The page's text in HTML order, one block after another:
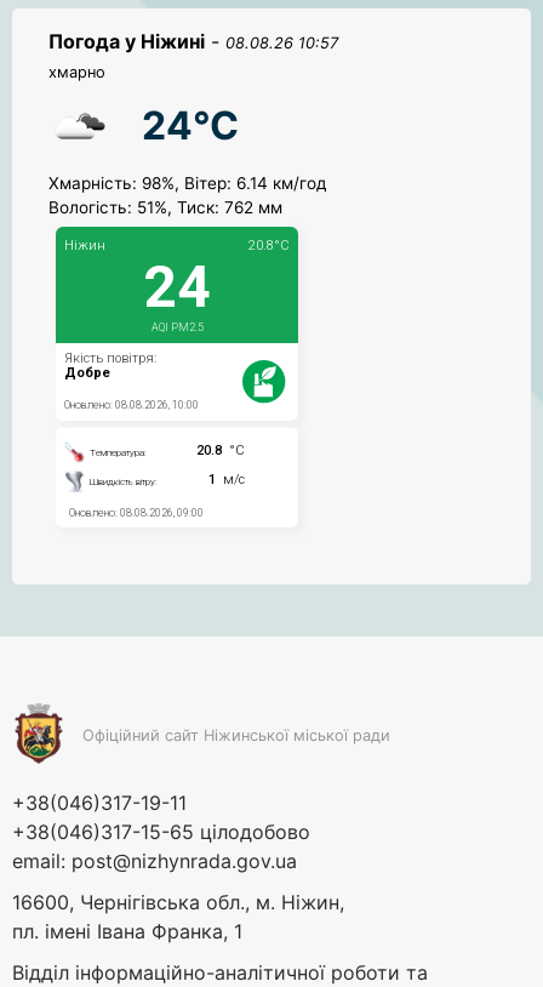
Погода у Ніжині - 08.08.26 10:57
хмарно
24°C
Хмарність: 98%, Вітер: 6.14 км/год
Вологість: 51%, Тиск: 762 мм
Офіційний сайт Ніжинської міської ради
+38(046)317-19-11
+38(046)317-15-65 цілодобово
email: post@nizhynrada.gov.ua
16600, Чернігівська обл., м. Ніжин,
пл. імені Івана Франка, 1
Відділ інформаційно-аналітичної роботи та